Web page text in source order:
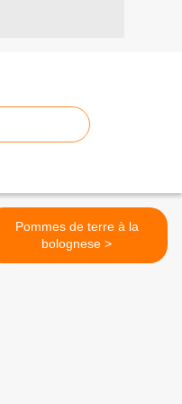
Pommes de terre à la
bolognese >